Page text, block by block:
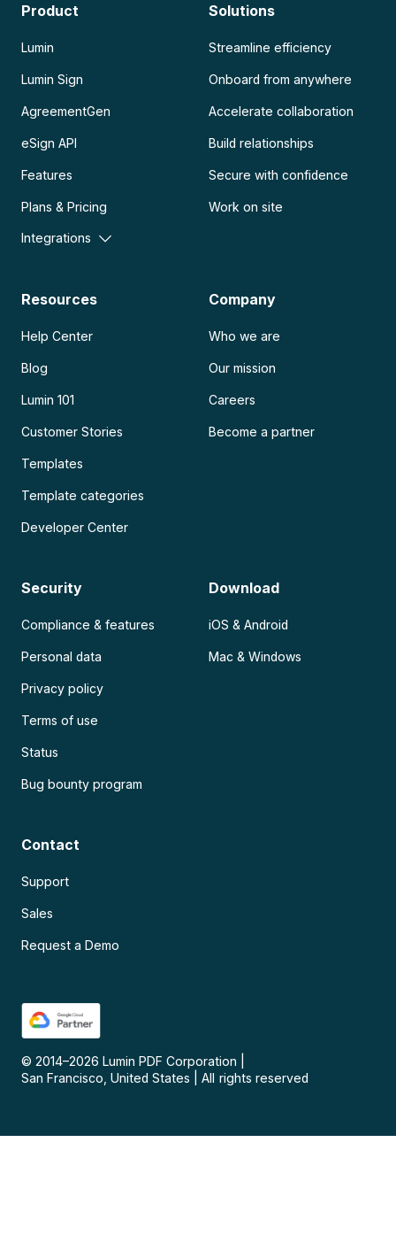
Product
Lumin
Lumin Sign
AgreementGen
eSign API
Features
Plans & Pricing
Integrations
Solutions
Streamline efficiency
Onboard from anywhere
Accelerate collaboration
Build relationships
Secure with confidence
Work on site
Resources
Help Center
Blog
Lumin 101
Customer Stories
Templates
Template categories
Developer Center
Company
Who we are
Our mission
Careers
Become a partner
Security
Compliance & features
Personal data
Privacy policy
Terms of use
Status
Bug bounty program
Download
iOS & Android
Mac & Windows
Contact
Support
Sales
Request a Demo
© 2014–2026 Lumin PDF Corporation
San Francisco, United States
All rights reserved